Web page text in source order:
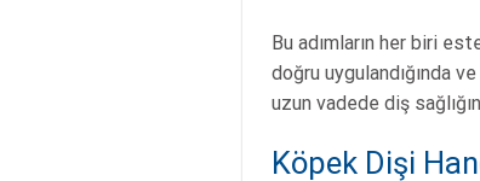
Bu adımların her biri
doğru uygulandığında
uzun vadede diş
Köpek Dişi